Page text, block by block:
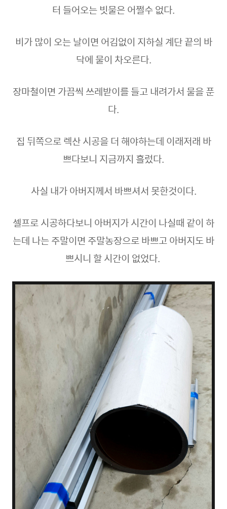
터 들어오는 빗물은 어쩔수 없다.
비가 많이 오는 날이면 어김없이 지하실 계단 끝의 바
닥에 물이 차오른다.
장마철이면 가끔씩 쓰레받이를 들고 내려가서 물을 푼
다.
집 뒤쪽으로 렉산 시공을 더 해야하는데 이래저래 바
쁘다보니 지금까지 흘렀다.
사실 내가 아버지께서 바쁘셔서 못한것이다.
셀프로 시공하다보니 아버지가 시간이 나실때 같이 하
는데 나는 주말이면 주말농장으로 바쁘고 아버지도 바
쁘시니 할 시간이 없었다.